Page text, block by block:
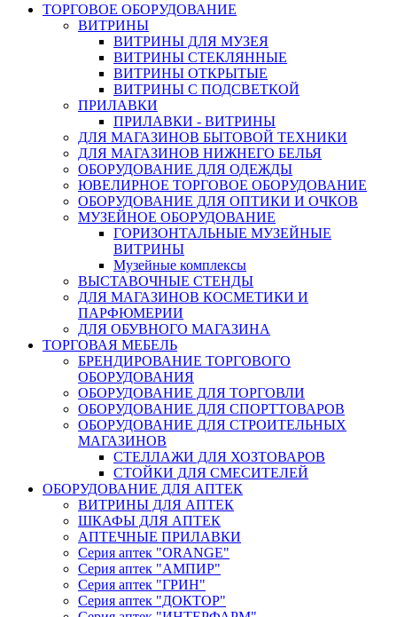
ТОРГОВОЕ ОБОРУДОВАНИЕ
ВИТРИНЫ
ВИТРИНЫ ДЛЯ МУЗЕЯ
ВИТРИНЫ СТЕКЛЯННЫЕ
ВИТРИНЫ ОТКРЫТЫЕ
ВИТРИНЫ С ПОДСВЕТКОЙ
ПРИЛАВКИ
ПРИЛАВКИ - ВИТРИНЫ
ДЛЯ МАГАЗИНОВ БЫТОВОЙ ТЕХНИКИ
ДЛЯ МАГАЗИНОВ НИЖНЕГО БЕЛЬЯ
ОБОРУДОВАНИЕ ДЛЯ ОДЕЖДЫ
ЮВЕЛИРНОЕ ТОРГОВОЕ ОБОРУДОВАНИЕ
ОБОРУДОВАНИЕ ДЛЯ ОПТИКИ И ОЧКОВ
МУЗЕЙНОЕ ОБОРУДОВАНИЕ
ГОРИЗОНТАЛЬНЫЕ МУЗЕЙНЫЕ
ВИТРИНЫ
Музейные комплексы
ВЫСТАВОЧНЫЕ СТЕНДЫ
ДЛЯ МАГАЗИНОВ КОСМЕТИКИ И
ПАРФЮМЕРИИ
ДЛЯ ОБУВНОГО МАГАЗИНА
ТОРГОВАЯ МЕБЕЛЬ
БРЕНДИРОВАНИЕ ТОРГОВОГО
ОБОРУДОВАНИЯ
ОБОРУДОВАНИЕ ДЛЯ ТОРГОВЛИ
ОБОРУДОВАНИЕ ДЛЯ СПОРТТОВАРОВ
ОБОРУДОВАНИЕ ДЛЯ СТРОИТЕЛЬНЫХ
МАГАЗИНОВ
СТЕЛЛАЖИ ДЛЯ ХОЗТОВАРОВ
СТОЙКИ ДЛЯ СМЕСИТЕЛЕЙ
ОБОРУДОВАНИЕ ДЛЯ АПТЕК
ВИТРИНЫ ДЛЯ АПТЕК
ШКАФЫ ДЛЯ АПТЕК
АПТЕЧНЫЕ ПРИЛАВКИ
Серия аптек "ORANGE"
Серия аптек "АМПИР"
Серия аптек "ГРИН"
Серия аптек "ДОКТОР"